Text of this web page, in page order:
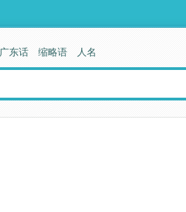
广东话 缩略语 人名